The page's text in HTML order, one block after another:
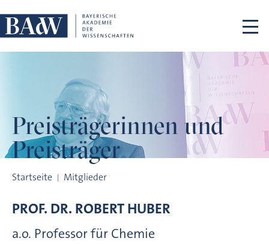
Preisträgerinnen und
Preisträger
Startseite Mitglieder
PROF. DR. ROBERTHUBER
a.o. Professor für Chemie